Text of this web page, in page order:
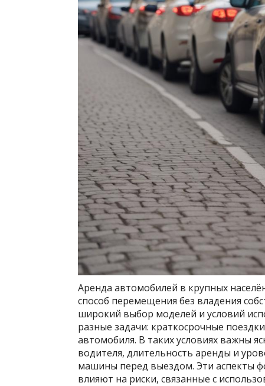
Аренда автомобилей в крупных
способ перемещения без владения
широкий выбор моделей и условий
разные задачи: краткосрочные
автомобиля. В таких условиях важны
водителя, длительность аренды и
машины перед выездом. Эти аспекты
влияют на риски, связанные с